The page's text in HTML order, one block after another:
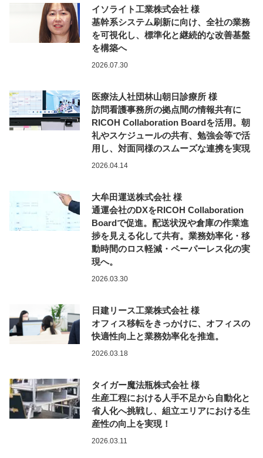
イソライト工業株式会社 様
基幹系システム刷新に向け、全社の業務
を可視化し、標準化と継続的な改善基盤
を構築へ
2026.07.30
医療法人社団林山朝日診療所 様
訪問看護事務所の拠点間の情報共有に
RICOH Collaboration Boardを活用。朝
礼やスケジュールの共有、勉強会等で活
用し、対面同様のスムーズな連携を実現
2026.04.14
大牟田運送株式会社 様
通運会社のDXをRICOH Collaboration
Boardで促進。配送状況や倉庫の作業進
捗を見える化して共有。業務効率化・移
動時間のロス軽減・ペーパーレス化の実
現へ。
2026.03.30
日建リース工業株式会社 様
オフィス移転をきっかけに、オフィスの
快適性向上と業務効率化を推進。
2026.03.18
タイガー魔法瓶株式会社 様
生産工程における人手不足から自動化と
省人化へ挑戦し、組立エリアにおける生
産性の向上を実現！
2026.03.11